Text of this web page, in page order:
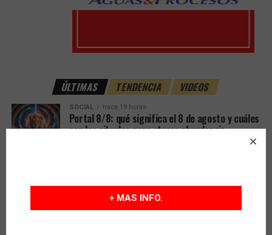
ÚLTIMAS TENDENCIA VIDEOS
SOCIAL hace 19 horas
Portal 8/8: qué significa el 8 de agosto y cuáles
son los rituales para atraer abundancia
autoridades, empresarios y referentes en su
tradicional encuentro institucional
+ MAS INFO.